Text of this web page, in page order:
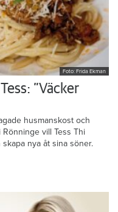
Foto: Frida Ekman
”Väcker
husmanskost och
vill Tess Thi
nya åt sina söner.